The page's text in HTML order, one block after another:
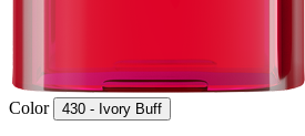
Color 430 - Ivory Buff